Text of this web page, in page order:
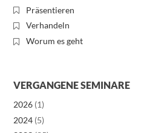
Präsentieren
Verhandeln
Worum es geht
VERGANGENE SEMINARE
2026 (1)
2024 (5)